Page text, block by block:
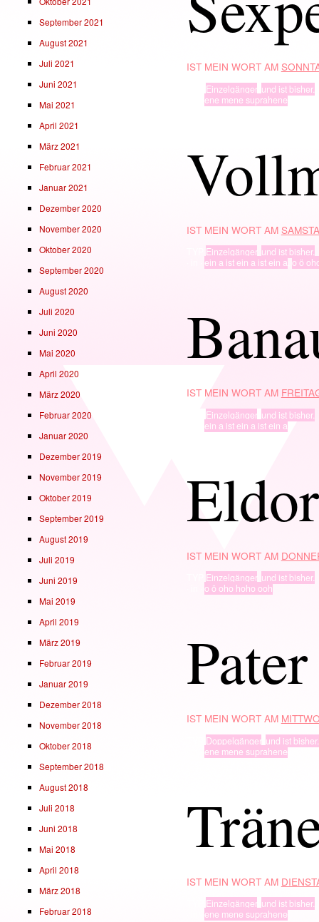
IST MEIN WORT AM
Einzelgänger, und ist bisher.
ene mene suprahene
IST MEIN WORT AM
Einzelgänger, und ist bisher.
ein a ist ein a ist ein a,o ö
IST MEIN WORT AM
Einzelgänger, und ist bisher.
ein a ist ein a ist ein a
IST MEIN WORT AM
Einzelgänger, und ist bisher.
o ö oho hoho ooh
IST MEIN WORT AM
Doppelgänger, und ist bisher.
ene mene suprahene
IST MEIN WORT AM
Einzelgänger, und ist bisher.
ene mene suprahene
September 2021
August 2021
Juli 2021
Juni 2021
Mai 2021
April 2021
März 2021
Februar 2021
Januar 2021
Dezember 2020
November 2020
Oktober 2020
September 2020
August 2020
Juli 2020
Juni 2020
Mai 2020
April 2020
März 2020
Februar 2020
Januar 2020
Dezember 2019
November 2019
Oktober 2019
September 2019
August 2019
Juli 2019
Juni 2019
Mai 2019
April 2019
März 2019
Februar 2019
Januar 2019
Dezember 2018
November 2018
Oktober 2018
September 2018
August 2018
Juli 2018
Juni 2018
Mai 2018
April 2018
März 2018
Februar 2018